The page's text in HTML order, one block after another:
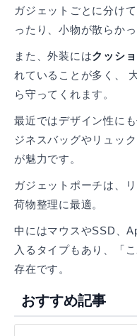
ガジェットごとに分け
ったり、小物が散らか
また、外装にはクッシ
れていることが多く、
ら守ってくれます。
最近ではデザイン性に
ジネスバッグやリュッ
が魅力です。
ガジェットポーチは、
荷物整理に最適。
中にはマウスやSSD、
入るタイプもあり、「
存在です。
おすすめ記事